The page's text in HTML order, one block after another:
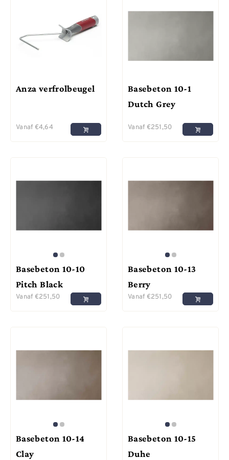
Anza verfrolbeugel
Vanaf €4,64
Basebeton 10-1
Dutch Grey
Vanaf €251,50
Basebeton 10-10
Pitch Black
Vanaf €251,50
Basebeton 10-13
Berry
Vanaf €251,50
Basebeton 10-14
Clay
Basebeton 10-15
Duhe